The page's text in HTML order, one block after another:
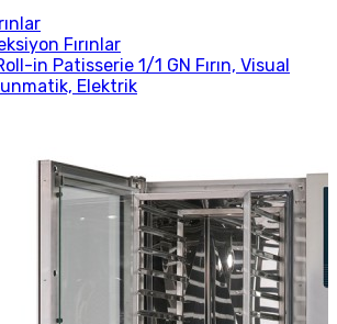
Fırınlar
in Patisserie 1/1 GN Fırın, Visual
Elektrik